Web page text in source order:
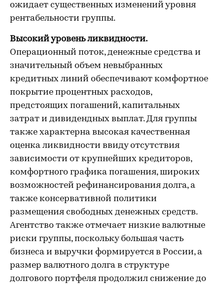
ожидает существенных изменений уровня
рентабельности группы.
Высокий уровень ликвидности.
Операционный поток, денежные средства и
значительный объем невыбранных
кредитных линий обеспечивают комфортное
покрытие процентных расходов,
предстоящих погашений, капитальных
затрат и дивидендных выплат. Для группы
также характерна высокая качественная
оценка ликвидности ввиду отсутствия
зависимости от крупнейших кредиторов,
комфортного графика погашения, широких
возможностей рефинансирования долга, а
также консервативной политики
размещения свободных денежных средств.
Агентство также отмечает низкие валютные
риски группы, поскольку большая часть
бизнеса и выручки формируется в России, а
размер валютного долга в структуре
долгового портфеля продолжил снижение до